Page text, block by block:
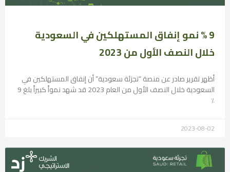
9 % نمو إنفاق المستهلكين في السعودية
خلال النصف الأول من 2023
أظهر تقرير صادر عن منصة “تجزئة سعودية” أن إنفاق المستهلكين في
السعودية خلال النصف الأول من العام 2023 قد شهد نمواً كبيراً بلغ 9
٪؜
2023-08-02